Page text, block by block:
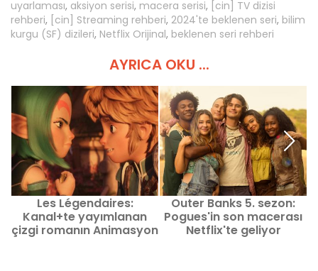
uyarlaması, aksiyon serisi, macera serisi, [cin] TV dizisi
rehberi, [cin] Streaming rehberi, 2024'te beklenen seri, bilim
kurgu (SF) dizileri, Netflix Orijinal, beklenen seri rehberi
AYRICA OKU ...
Les Légendaires:
Kanal+te yayımlanan
çizgi romanın Animasyon
Outer Banks 5. sezon:
Pogues'in son macerası
Netflix'te geliyor